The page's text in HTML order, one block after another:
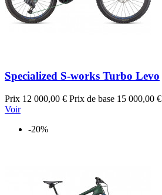
Specialized S-works Turbo Levo
Prix 12 000,00 € Prix de base 15 000,00 €
Voir
-20%